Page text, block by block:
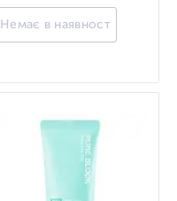
Немає в наявності